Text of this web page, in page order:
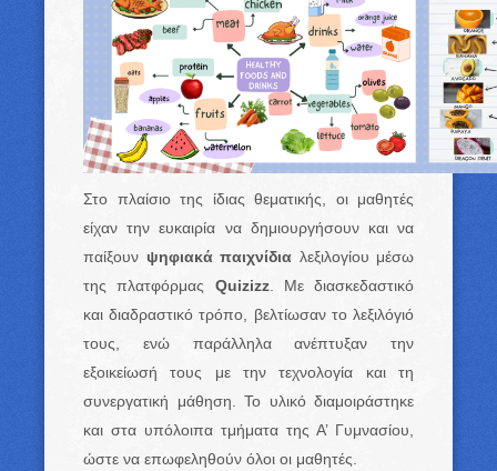
Στο πλαίσιο της ίδιας θεματικής, οι μαθητές
είχαν την ευκαιρία να δημιουργήσουν και να
παίξουν ψηφιακά παιχνίδια λεξιλογίου μέσω
της πλατφόρμας Quizizz. Με διασκεδαστικό
και διαδραστικό τρόπο, βελτίωσαν το λεξιλόγιό
τους, ενώ παράλληλα ανέπτυξαν την
εξοικείωσή τους με την τεχνολογία και τη
συνεργατική μάθηση. Το υλικό διαμοιράστηκε
και στα υπόλοιπα τμήματα της Α’ Γυμνασίου,
ώστε να επωφεληθούν όλοι οι μαθητές.